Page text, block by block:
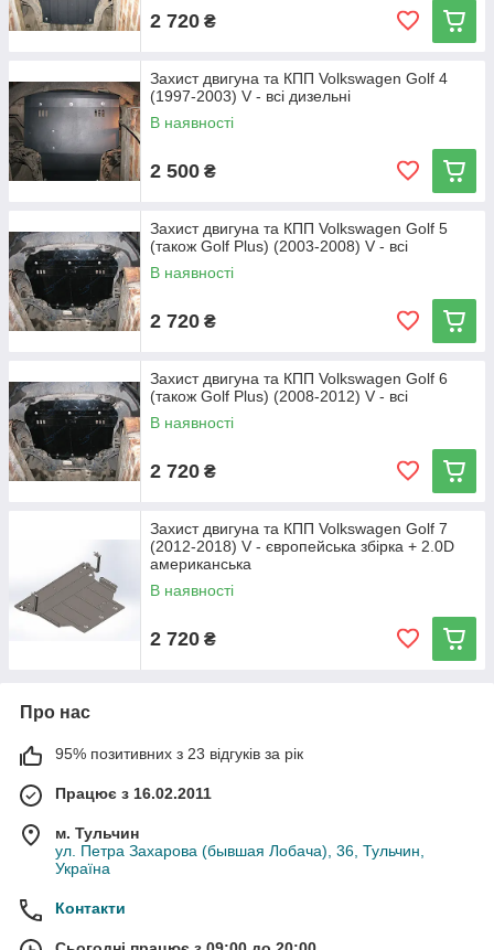
2 720 ₴
Захист двигуна та КПП Volkswagen Golf 4
(1997-2003) V - всі дизельні
В наявності
2 500 ₴
Захист двигуна та КПП Volkswagen Golf 5
(також Golf Plus) (2003-2008) V - всі
В наявності
2 720 ₴
Захист двигуна та КПП Volkswagen Golf 6
(також Golf Plus) (2008-2012) V - всі
В наявності
2 720 ₴
Захист двигуна та КПП Volkswagen Golf 7
(2012-2018) V - європейська збірка + 2.0D
американська
В наявності
2 720 ₴
Про нас
95% позитивних з 23 відгуків за рік
Працює з 16.02.2011
м. Тульчин
ул. Петра Захарова (бывшая Лобача), 36, Тульчин,
Україна
Контакти